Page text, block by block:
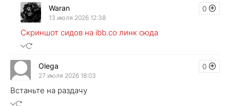
0
Waran
13 июля 2026 12:38
Скриншот сидов на ibb.co линк сюда
0
Olega
27 июля 2026 18:03
Встаньте на раздачу